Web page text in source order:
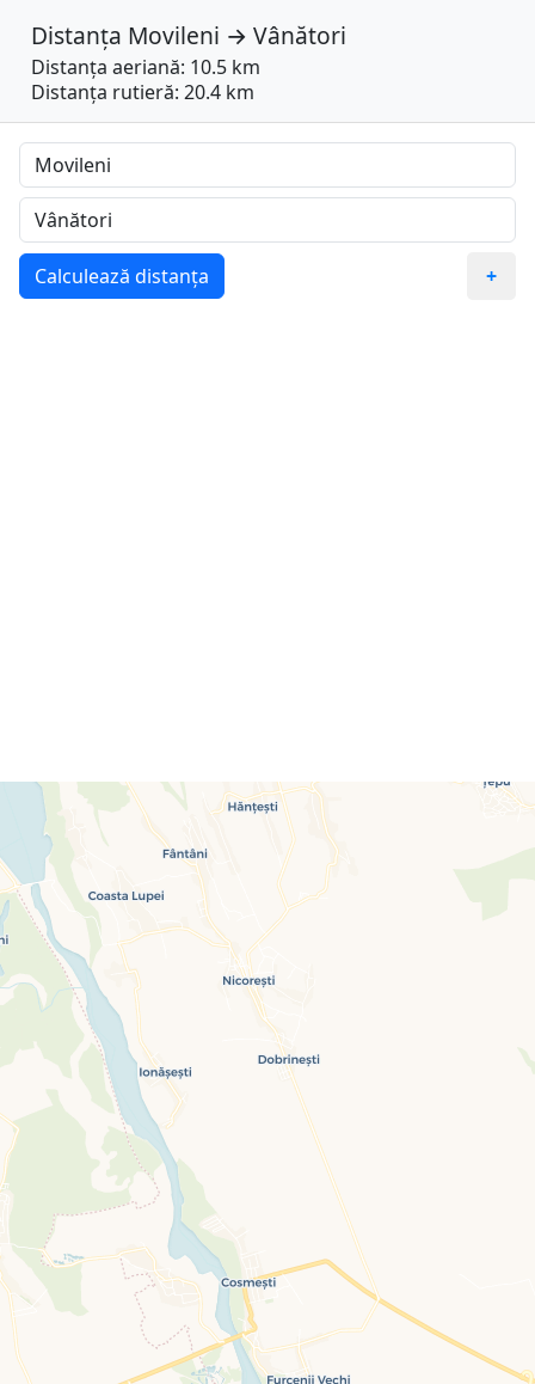
Distanța Movileni → Vânători
Distanța aeriană: 10.5 km
Distanța rutieră: 20.4 km
Calculează distanța +